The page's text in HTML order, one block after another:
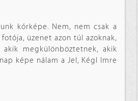
kórképe. Nem, nem csak a
üzenet azon túl azoknak,
megkülönböztetnek, akik
képe nálam a Jel, Kégl Imre